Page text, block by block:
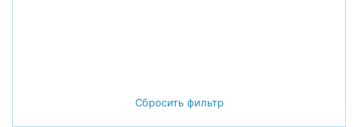
Сбросить фильтр